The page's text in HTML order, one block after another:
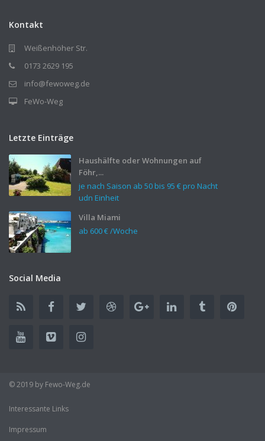
Kontakt
Weißenhöher Str.
0173 2629 195
info@fewoweg.de
FeWo-Weg
Letzte Einträge
Haushälfte oder Wohnungen auf
Föhr,...
je nach Saison ab 50 bis 95 € pro Nacht
udn Einheit
Villa Miami
ab 600 €/Woche
Social Media
© 2019 by Fewo-Weg.de
Interessante Links
Impressum